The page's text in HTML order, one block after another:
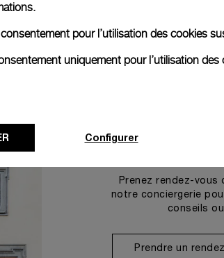
Prenez rendez-vous
notre conciergerie
conseils
Prendre un
pour l’utilisation des cookies
uniquement pour l’utilisation
Configurer